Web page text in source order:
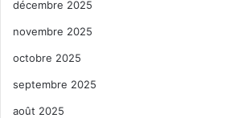
décembre 2025
novembre 2025
octobre 2025
septembre 2025
août 2025